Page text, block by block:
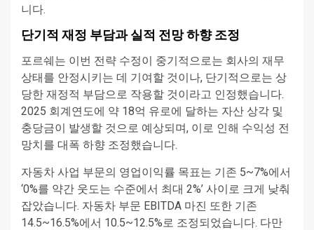
니다.
단기적 재정 부담과 실적 전망 하향 조정
포르쉐는 이번 전략 수정이 중기적으로는 회사의 재무
상태를 안정시키는 데 기여할 것이나, 단기적으로는 상
당한 재정적 부담으로 작용할 것이라고 인정했습니다.
2025 회계연도에 약 18억 유로에 달하는 자산 상각 및
충당금이 발생할 것으로 예상되며, 이로 인해 수익성 전
망치를 대폭 하향 조정했습니다.
자동차 사업 부문의 영업이익률 목표는 기존 5~7%에서
‘0%를 약간 웃도는 수준에서 최대 2%’ 사이로 크게 낮춰
잡았습니다. 자동차 부문 EBITDA 마진 또한 기존
14.5~16.5%에서 10.5~12.5%로 조정되었습니다. 다만